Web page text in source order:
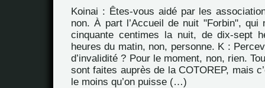
Koinai : Êtes-vous aidé par les
non. À part l’Accueil de nuit "Forbin", qui
cinquante centimes la nuit, de dix-sept
heures du matin, non, personne. K :
d’invalidité ? Pour le moment, non, rien.
sont faites auprès de la COTOREP, mais
le moins qu’on puisse (…)